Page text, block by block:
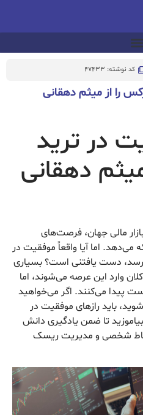
کد نوشته: 47433
را از میثم دهقانی
در ترید
دهقانی
مالی جهان، فرصت‌های
می‌دهد. اما آیا واقعاً موفقیت در
دست یافتنی است؟ بسیاری
وارد این عرصه می‌شوند، اما
پیدا می‌کنند. اگر می‌خواهید
باید رازهای موفقیت در
تا ضمن یادگیری دانش
شخصی و مدیریت ریسک